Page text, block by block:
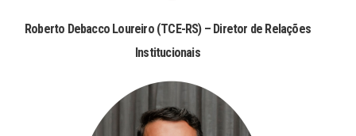
Roberto Debacco Loureiro (TCE-RS) – Diretor de Relações
Institucionais